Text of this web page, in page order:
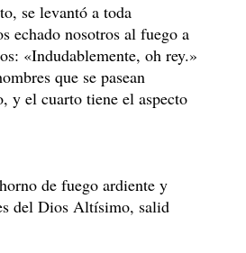
se levantó a toda
echado nosotros al fuego a
«Indudablemente, oh rey.»
que se pasean
y el cuarto tiene el aspecto
de fuego ardiente y
del Dios Altísimo, salid